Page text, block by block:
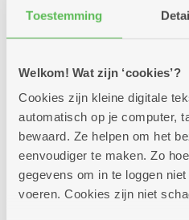
Toestemming
Welkom! Wat zijn ‘cookies’?
Cookies zijn kleine digitale
automatisch op je computer,
bewaard. Ze helpen om het
eenvoudiger te maken. Zo
gegevens om in te loggen
voeren. Cookies zijn niet
bestaande diensten
en om je te informeren
mogelijkheden die we
Kom gerust langs – we
Zitdagen klantendienst